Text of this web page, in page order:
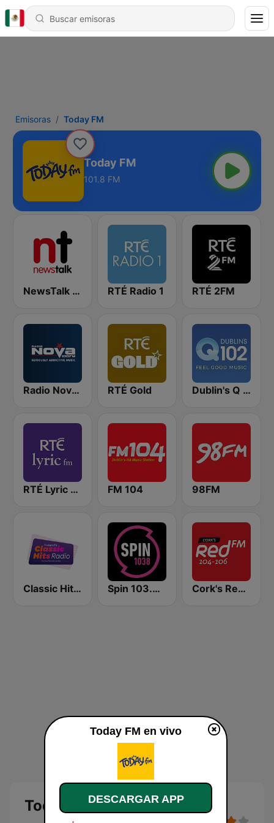
Emisoras Today FM
Today FM
101.8 FM
NewsTalk 106-108 RTÉ Radio 1 RTÉ 2FM
Radio Nova Ireland RTÉ Gold Dublin's Q 102 FM
RTÉ Lyric FM FM 104 98FM
Classic Hits Radio Spin 103.8 FM Cork's Red FM
Today FM
Today FM en vivo
DESCARGAR APP